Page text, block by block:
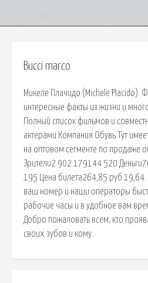
Bucci marco
Микеле Плачидо (Michele Placido).
интересные факты из жизни и
Полный список фильмов и
актерами Компания Обувь Тут
на оптовом сегменте по продаже
Зрители2 902 179144 520
195 Цена билета264,85 руб.19,64.
ваш номер и наши операторы
рабочие часы и в удобное вам
Добро пожаловать всем, кто
своих зубов и кому.